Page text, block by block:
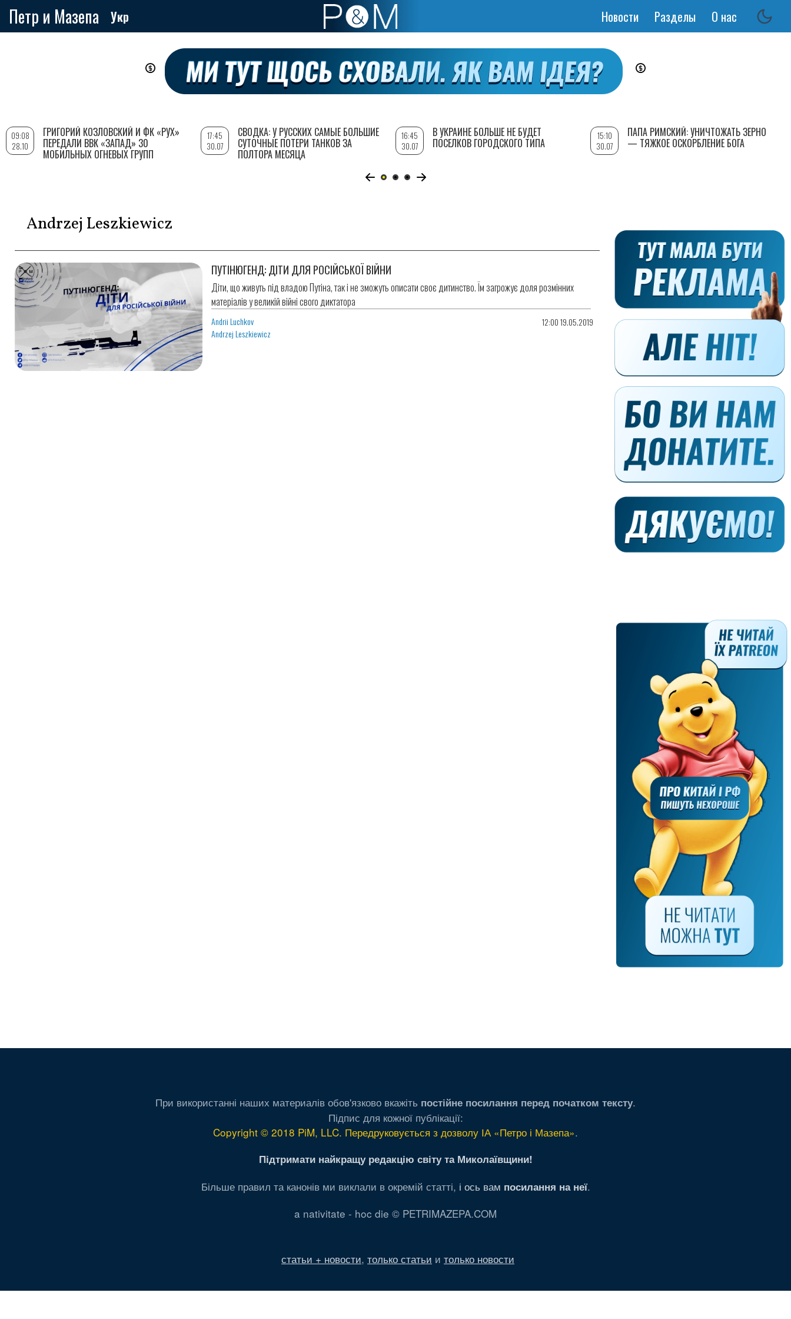
Петр и Мазепа Укр
Основная
Новости Разделы О нас
Andrzej Leszkiewicz
ПУТІНЮГЕНД: ДІТИ ДЛЯ РОСІЙСЬКОЇ ВІЙНИ
Діти, що живуть під владою Путіна, так і не зможуть описати своє дитинство. Їм загрожує доля розмінних
матеріалів у великій війні свого диктатора
Andrii Luchkov
Andrzej Leszkiewicz
12:00 19.05.2019
09:08
28.10
ГРИГОРИЙ КОЗЛОВСКИЙ И ФК «РУХ»
ПЕРЕДАЛИ ВВК «ЗАПАД» 30
МОБИЛЬНЫХ ОГНЕВЫХ ГРУПП
17:45
30.07
СВОДКА: У РУССКИХ САМЫЕ БОЛЬШИЕ
СУТОЧНЫЕ ПОТЕРИ ТАНКОВ ЗА
ПОЛТОРА МЕСЯЦА
16:45
30.07
В УКРАИНЕ БОЛЬШЕ НЕ БУДЕТ
ПОСЕЛКОВ ГОРОДСКОГО ТИПА
15:10
30.07
ПАПА РИМСКИЙ: УНИЧТОЖАТЬ ЗЕРНО
— ТЯЖКОЕ ОСКОРБЛЕНИЕ БОГА
При використанні наших материалів обов'язково вкажіть постійне посилання перед початком тексту.
Підпис для кожної публікації:
Copyright © 2018 PiM, LLC. Передруковується з дозволу ІА «Петро і Мазепа».
Підтримати найкращу редакцію світу та Миколаївщини!
Більше правил та канонів ми виклали в окремій статті, і ось вам посилання на неї.
a nativitate - hoc die © PETRIMAZEPA.COM
статьи + новости, только статьи и только новости